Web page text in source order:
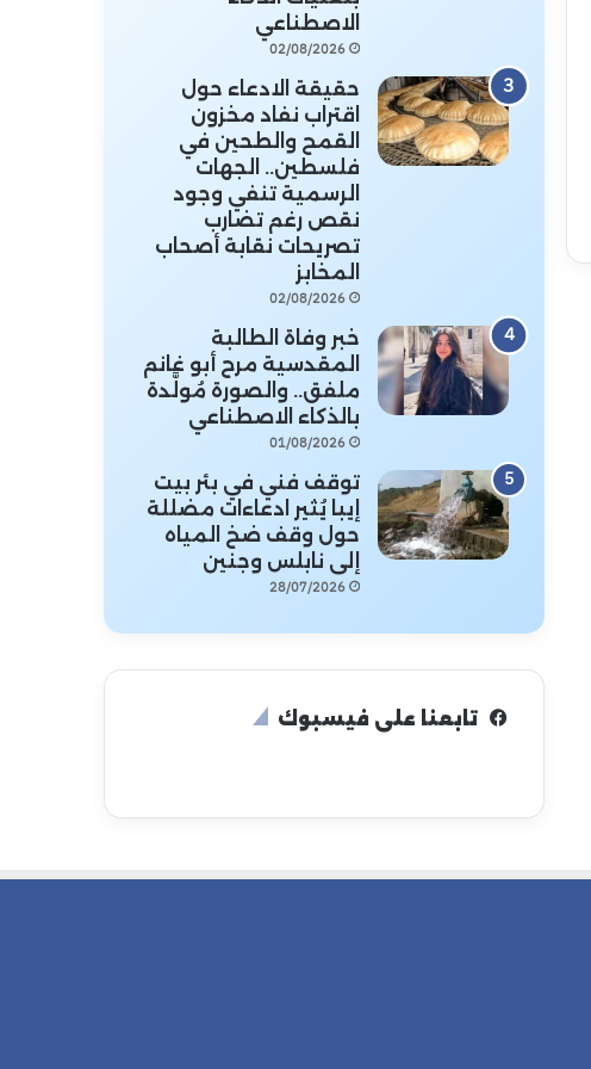
الاصطناعي
02/08/2026
حقيقة الادعاء حول
اقتراب نفاد مخزون
القمح والطحين في
فلسطين.. الجهات
الرسمية تنفي وجود
نقص رغم تضارب
تصريحات نقابة أصحاب
المخابز
02/08/2026
خبر وفاة الطالبة
المقدسية مرح أبو غانم
ملفق.. والصورة مُولَّدة
بالذكاء الاصطناعي
01/08/2026
توقف فني في بئر بيت
إيبا يُثير ادعاءات مضللة
حول وقف ضخ المياه
إلى نابلس وجنين
28/07/2026
تابعنا على فيسبوك